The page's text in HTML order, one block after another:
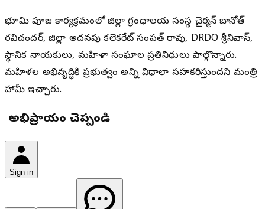
భూమి పూజ కార్యక్రమంలో జిల్లా గ్రంధాలయ సంస్థ చైర్మన్ బానోత్
రవిచందర్, జిల్లా అదనపు కలెక్టరేట్ సంపత్ రావు, DRDO శ్రీనివాస్,
స్థానిక నాయకులు, మహిళా సంఘాల ప్రతినిధులు పాల్గొన్నారు.
మహిళల అభివృద్ధికి ప్రభుత్వం అన్ని విధాలా సహకరిస్తుందని మంత్రి
హామీ ఇచ్చారు.
మీ అభిప్రాయం చెప్పండి
Sign in